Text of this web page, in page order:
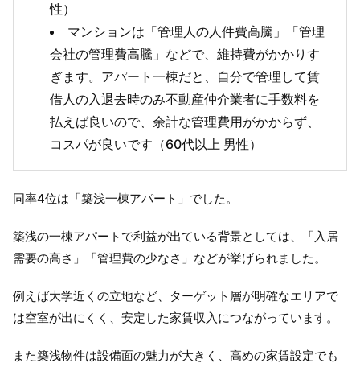
性）
マンションは「管理人の人件費高騰」「管理
会社の管理費高騰」などで、維持費がかかりす
ぎます。アパート一棟だと、自分で管理して賃
借人の入退去時のみ不動産仲介業者に手数料を
払えば良いので、余計な管理費用がかからず、
コスパが良いです（60代以上 男性）
同率4位は「築浅一棟アパート」でした。
築浅の一棟アパートで利益が出ている背景としては、「入居
需要の高さ」「管理費の少なさ」などが挙げられました。
例えば大学近くの立地など、ターゲット層が明確なエリアで
は空室が出にくく、安定した家賃収入につながっています。
また築浅物件は設備面の魅力が大きく、高めの家賃設定でも